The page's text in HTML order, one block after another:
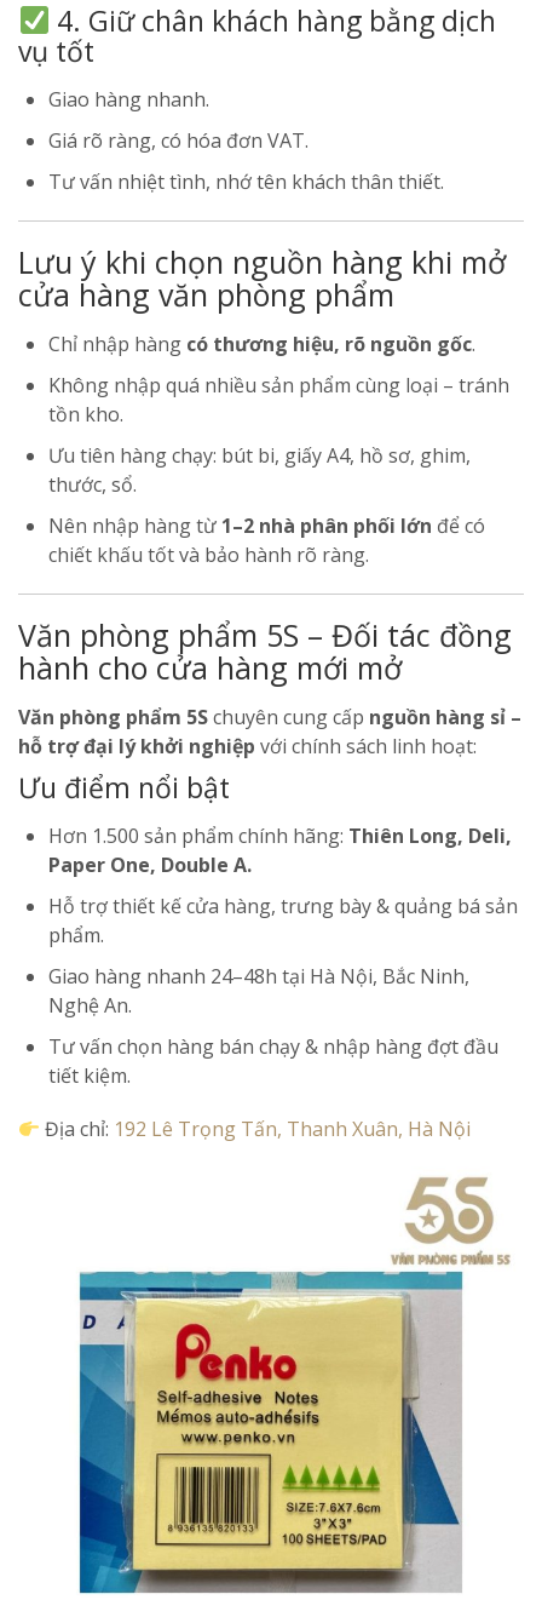
4. Giữ chân khách hàng bằng dịch
vụ tốt
Giao hàng nhanh.
Giá rõ ràng, có hóa đơn VAT.
Tư vấn nhiệt tình, nhớ tên khách thân thiết.
Lưu ý khi chọn nguồn hàng khi mở
cửa hàng văn phòng phẩm
Chỉ nhập hàng có thương hiệu, rõ nguồn gốc.
Không nhập quá nhiều sản phẩm cùng loại – tránh
tồn kho.
Ưu tiên hàng chạy: bút bi, giấy A4, hồ sơ, ghim,
thước, sổ.
Nên nhập hàng từ 1–2 nhà phân phối lớn để có
chiết khấu tốt và bảo hành rõ ràng.
Văn phòng phẩm 5S – Đối tác đồng
hành cho cửa hàng mới mở
Văn phòng phẩm 5Schuyên cung cấp nguồn hàng sỉ –
hỗ trợ đại lý khởi nghiệp với chính sách linh hoạt:
Ưu điểm nổi bật
Hơn 1.500 sản phẩm chính hãng: Thiên Long, Deli,
Paper One, Double A.
Hỗ trợ thiết kế cửa hàng, trưng bày & quảng bá sản
phẩm.
Giao hàng nhanh 24–48h tại Hà Nội, Bắc Ninh,
Nghệ An.
Tư vấn chọn hàng bán chạy & nhập hàng đợt đầu
tiết kiệm.
Địa chỉ: 192 Lê Trọng Tấn, Thanh Xuân, Hà Nội